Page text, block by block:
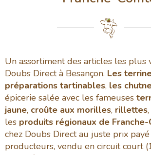
Un assortiment des articles les plus
Doubs Direct à Besançon. Les
préparations tartinables, les
épicerie salée avec les fameuses
jaune, croûte aux morilles, rillettes,
les produits régionaux de
chez Doubs Direct au juste prix
producteurs, vendu en circuit court